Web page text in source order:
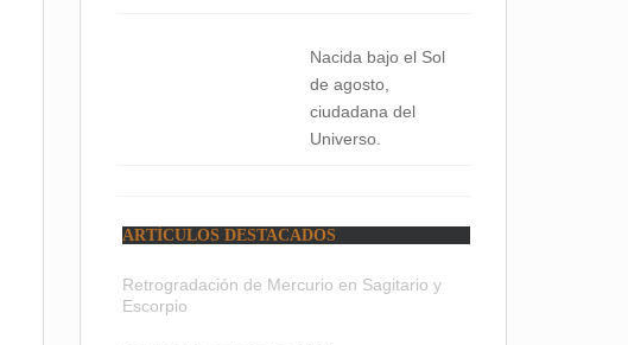
Nacida bajo el Sol
de agosto,
ciudadana del
Universo.
ARTÍCULOS DESTACADOS
Retrogradación de Mercurio en Sagitario y
Escorpio